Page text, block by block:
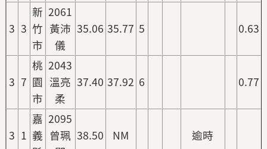
3 3
新
竹
市
2061
黃沛
儀
35.06 35.77 5 0.63
3 7
桃
園
市
2043
溫亮
柔
37.40 37.92 6 0.77
3 1
嘉
義
2095
曾珮 38.50 NM 逾時